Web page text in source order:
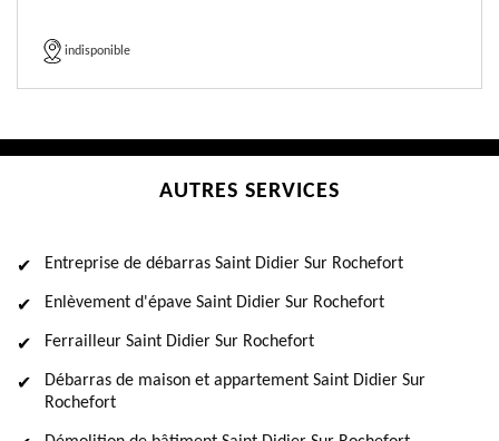
indisponible
AUTRES SERVICES
Entreprise de débarras Saint Didier Sur Rochefort
Enlèvement d'épave Saint Didier Sur Rochefort
Ferrailleur Saint Didier Sur Rochefort
Débarras de maison et appartement Saint Didier Sur
Rochefort